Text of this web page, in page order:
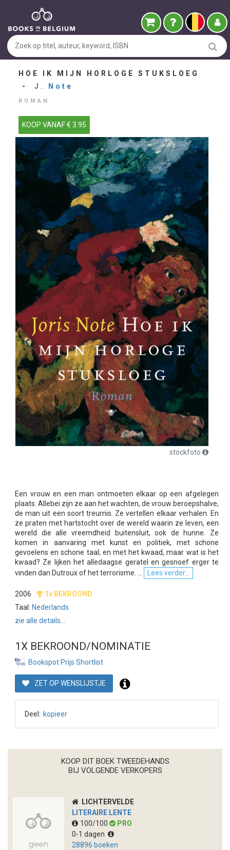
HOE IK MIJN HORLOGE STUKSLOEG
- J. Note
ROMAN
KOOP VANAF € 3.95
stockfoto
Een vrouw en een man ontmoeten elkaar op een afgelegen
plaats. Allebei zijn ze aan het wachten, de vrouw beroepshalve,
de man uit een soort treurnis. Ze vertellen elkaar verhalen. En
ze praten met hartstocht over de wereld waarin ze leven, een
wereld die alle vreemdheid buitensluit, ook de hunne. Ze
komen in aanvaring met kunst en politiek, met schone
gevoelens en schone taal; en met het kwaad, maar wat is het
kwaad? Ze lijken het alledaagse geratel en gesnoef erger te
vinden dan Dutroux of het terrorisme. ...
Lees verder...
2006
1x BEKROOND
Taal: Nederlands
zie alle details...
1X BEKROOND/NOMINATIE
Bookspot Prijs Shortlist
ZET OP WENSLIJSTJE
Deel: kopieer
KOOP DIT BOEK TWEEDEHANDS
BIJ VOLGENDE VERKOPERS
LICHTERVELDE
LITERAIRE LENTE
100/100
PRO
0-1 dagen
28896 boeken